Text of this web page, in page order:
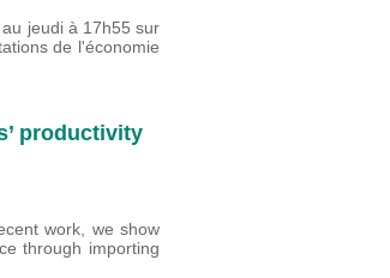
jeudi à 17h55 sur
de l'économie
productivity
work, we show
through importing